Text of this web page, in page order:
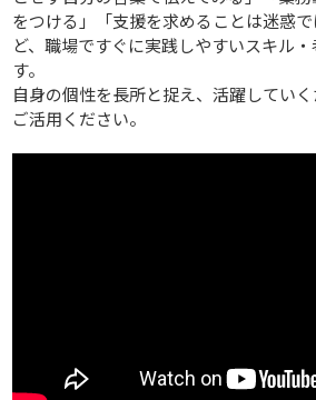
をつける」「支援を求めることは迷惑
ど、職場ですぐに実践しやすいスキル
す。
自身の個性を長所と捉え、活躍してい
ご活用ください。